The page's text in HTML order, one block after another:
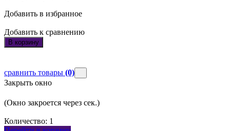
Добавить в избранное
Добавить к сравнению
В корзину
сравнить товары (0)
Закрыть окно
(Окно закроется через сек.)
Количество: 1